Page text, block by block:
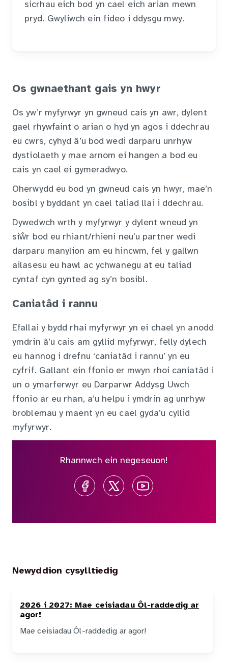
sicrhau eich bod yn cael eich arian mewn
pryd. Gwyliwch ein fideo i ddysgu mwy.
Os gwnaethant gais yn hwyr
Os yw’r myfyrwyr yn gwneud cais yn awr, dylent
gael rhywfaint o arian o hyd yn agos i ddechrau
eu cwrs, cyhyd â’u bod wedi darparu unrhyw
dystiolaeth y mae arnom ei hangen a bod eu
cais yn cael ei gymeradwyo.
Oherwydd eu bod yn gwneud cais yn hwyr, mae’n
bosibl y byddant yn cael taliad llai i ddechrau.
Dywedwch wrth y myfyrwyr y dylent wneud yn
siŵr bod eu rhiant/rhieni neu’u partner wedi
darparu manylion am eu hincwm, fel y gallwn
ailasesu eu hawl ac ychwanegu at eu taliad
cyntaf cyn gynted ag sy’n bosibl.
Caniatâd i rannu
Efallai y bydd rhai myfyrwyr yn ei chael yn anodd
ymdrin â’u cais am gyllid myfyrwyr, felly dylech
eu hannog i drefnu ‘caniatâd i rannu’ yn eu
cyfrif. Gallant ein ffonio er mwyn rhoi caniatâd i
un o ymarferwyr eu Darparwr Addysg Uwch
ffonio ar eu rhan, a’u helpu i ymdrin ag unrhyw
broblemau y maent yn eu cael gyda’u cyllid
myfyrwyr.
Rhannwch ein negeseuon!
Newyddion cysylltiedig
2026 i 2027: Mae ceisiadau Ôl-raddedig ar
agor!
Mae ceisiadau Ôl-raddedig ar agor!